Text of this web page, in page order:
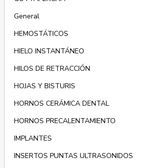
General
HEMOSTÁTICOS
HIELO INSTANTÁNEO
HILOS DE RETRACCIÓN
HOJAS Y BISTURIS
HORNOS CERÁMICA DENTAL
HORNOS PRECALENTAMIENTO
IMPLANTES
INSERTOS PUNTAS ULTRASONIDOS